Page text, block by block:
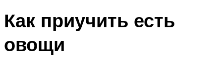
Как приучить есть
овощи